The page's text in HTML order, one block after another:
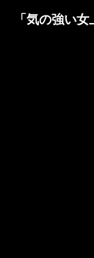
「気の強い